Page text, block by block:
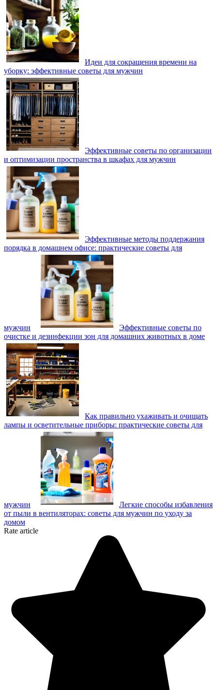
Идеи для сокращения времени на
уборку: эффективные советы для мужчин
Эффективные советы по организации
и оптимизации пространства в шкафах для мужчин
Эффективные методы поддержания
порядка в домашнем офисе: практические советы для
мужчин
Эффективные советы по
очистке и дезинфекции зон для домашних животных в доме
Как правильно ухаживать и очищать
лампы и осветительные приборы: практические советы для
мужчин
Легкие способы избавления
от пыли в вентиляторах: советы для мужчин по уходу за
домом
Rate article